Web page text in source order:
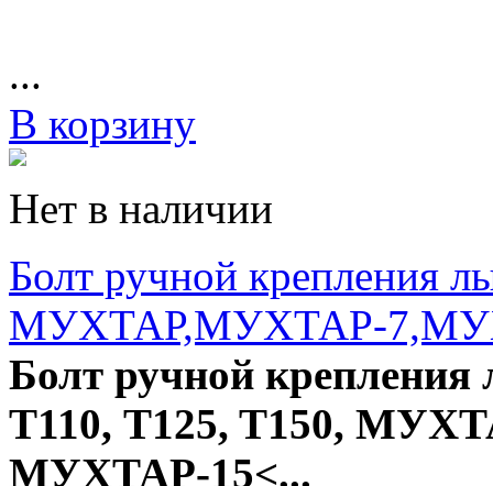
...
В корзину
Нет в наличии
Болт ручной крепления
МУХТАР,МУХТАР-
Болт ручной
Т110, T125, T150,
МУХТАР-15<...